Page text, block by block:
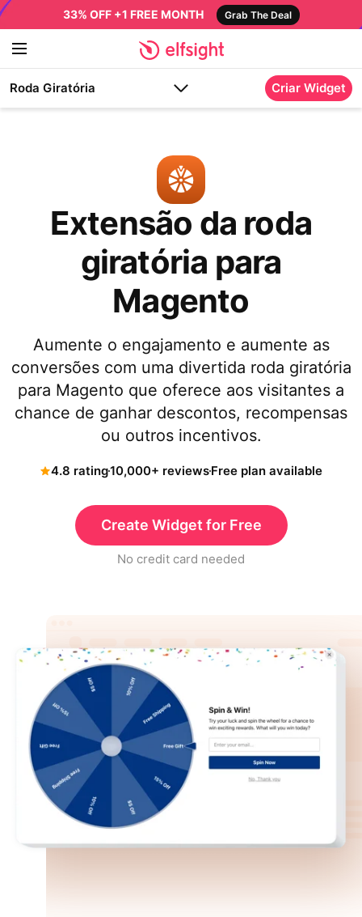
33% OFF +1 FREE MONTH Grab The Deal
Roda Giratória Criar Widget
Extensão da roda
giratória para
Magento
Aumente o engajamento e aumente as
conversões com uma divertida roda giratória
para Magento que oferece aos visitantes a
chance de ganhar descontos, recompensas
ou outros incentivos.
4.8 rating10,000+ reviewsFree plan available
Create Widget for Free
No credit card needed